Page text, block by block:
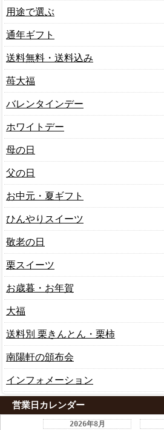
用途で選ぶ
通年ギフト
送料無料・送料込み
苺大福
バレンタインデー
ホワイトデー
母の日
父の日
お中元・夏ギフト
ひんやりスイーツ
敬老の日
栗スイーツ
お歳暮・お年賀
大福
送料別 栗きんとん・栗柿
南陽軒の頒布会
インフォメーション
営業日カレンダー